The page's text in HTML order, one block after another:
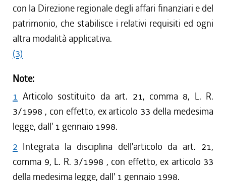
con la Direzione regionale degli affari finanziari e del
patrimonio, che stabilisce i relativi requisiti ed ogni
altra modalità applicativa.
(3)
Note:
1 Articolo sostituito da art. 21, comma 8, L. R.
3/1998 , con effetto, ex articolo 33 della medesima
legge, dall' 1 gennaio 1998.
2 Integrata la disciplina dell'articolo da art. 21,
comma 9, L. R. 3/1998 , con effetto, ex articolo 33
della medesima legge, dall' 1 gennaio 1998.